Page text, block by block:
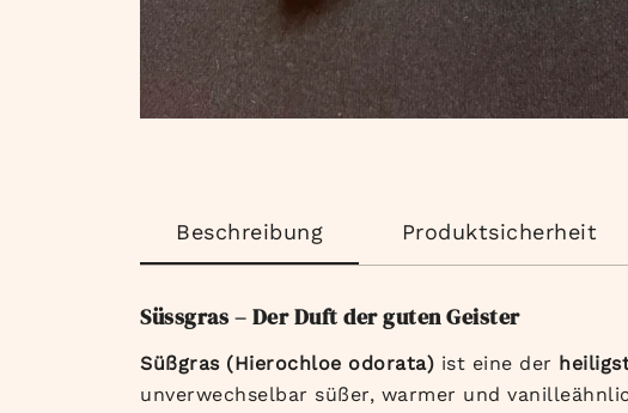
Beschreibung Produktsicherheit
Süssgras – Der Duft der guten Geister
Süßgras (Hierochloe odorata) ist eine der
unverwechselbar süßer, warmer und